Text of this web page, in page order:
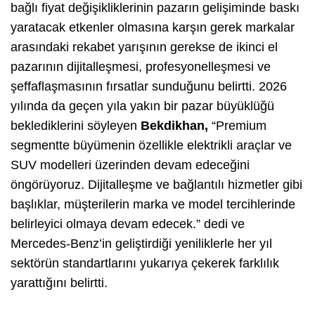
bağlı fiyat değişikliklerinin pazarın gelişiminde baskı
yaratacak etkenler olmasına karşın gerek markalar
arasındaki rekabet yarışının gerekse de ikinci el
pazarının dijitalleşmesi, profesyonelleşmesi ve
şeffaflaşmasının fırsatlar sunduğunu belirtti. 2026
yılında da geçen yıla yakın bir pazar büyüklüğü
beklediklerini söyleyen Bekdikhan, “Premium
segmentte büyümenin özellikle elektrikli araçlar ve
SUV modelleri üzerinden devam edeceğini
öngörüyoruz. Dijitalleşme ve bağlantılı hizmetler gibi
başlıklar, müşterilerin marka ve model tercihlerinde
belirleyici olmaya devam edecek.” dedi ve
Mercedes-Benz’in geliştirdiği yeniliklerle her yıl
sektörün standartlarını yukarıya çekerek farklılık
yarattığını belirtti.